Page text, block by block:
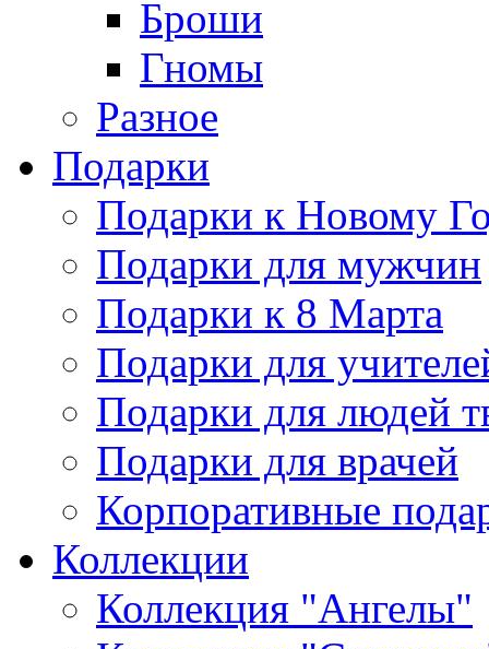
Броши
Гномы
Разное
Подарки
Подарки к Новому
Подарки для мужчин
Подарки к 8 Марта
Подарки для
Подарки для людей
Подарки для врачей
Корпоративные
Коллекции
Коллекция "Ангелы"